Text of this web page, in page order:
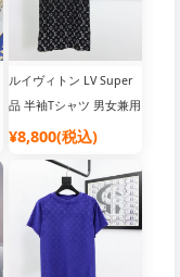
ルイヴィトン LV Super
品 半袖Tシャツ 男女兼用
コットン
¥8,800(税込)